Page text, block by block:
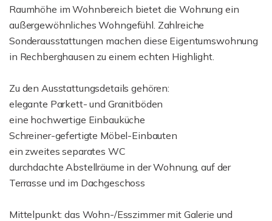
Raumhöhe im Wohnbereich bietet die Wohnung ein
außergewöhnliches Wohngefühl. Zahlreiche
Sonderausstattungen machen diese Eigentumswohnung
in Rechberghausen zu einem echten Highlight.
Zu den Ausstattungsdetails gehören:
elegante Parkett- und Granitböden
eine hochwertige Einbauküche
Schreiner-gefertigte Möbel-Einbauten
ein zweites separates WC
durchdachte Abstellräume in der Wohnung, auf der
Terrasse und im Dachgeschoss
Mittelpunkt: das Wohn-/Esszimmer mit Galerie und